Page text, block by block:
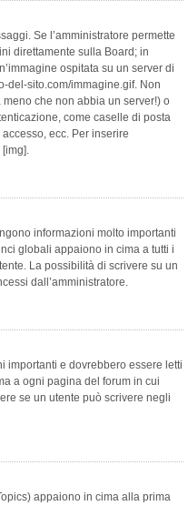
Se l’amministratore permette
direttamente sulla Board; in
ospitata su un server di
del-sito.com/immagine.gif. Non
che non abbia un server!) o
come caselle di posta
ecc. Per inserire
[img].
informazioni molto importanti
globali appaiono in cima a tutti i
La possibilità di scrivere su un
dall’amministratore.
importanti e dovrebbero essere letti
a ogni pagina del forum in cui
se un utente può scrivere negli
appaiono in cima alla prima